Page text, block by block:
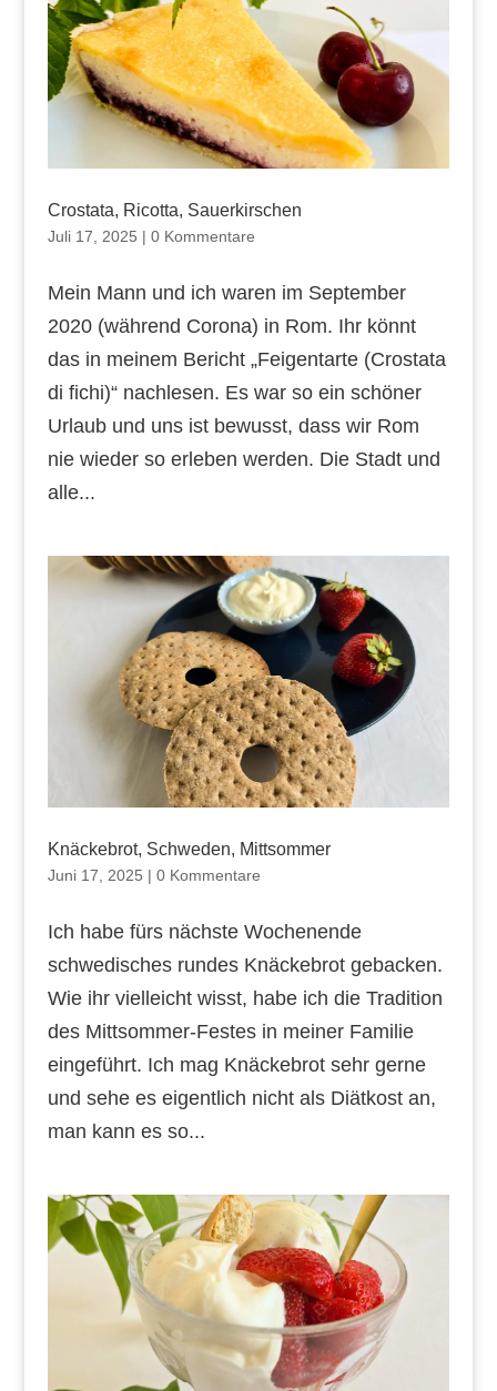
Crostata, Ricotta, Sauerkirschen
Juli 17, 2025 | 0 Kommentare
Mein Mann und ich waren im September
2020 (während Corona) in Rom. Ihr könnt
das in meinem Bericht „Feigentarte (Crostata
di fichi)“ nachlesen. Es war so ein schöner
Urlaub und uns ist bewusst, dass wir Rom
nie wieder so erleben werden. Die Stadt und
alle...
Knäckebrot, Schweden, Mittsommer
Juni 17, 2025 | 0 Kommentare
Ich habe fürs nächste Wochenende
schwedisches rundes Knäckebrot gebacken.
Wie ihr vielleicht wisst, habe ich die Tradition
des Mittsommer-Festes in meiner Familie
eingeführt. Ich mag Knäckebrot sehr gerne
und sehe es eigentlich nicht als Diätkost an,
man kann es so...